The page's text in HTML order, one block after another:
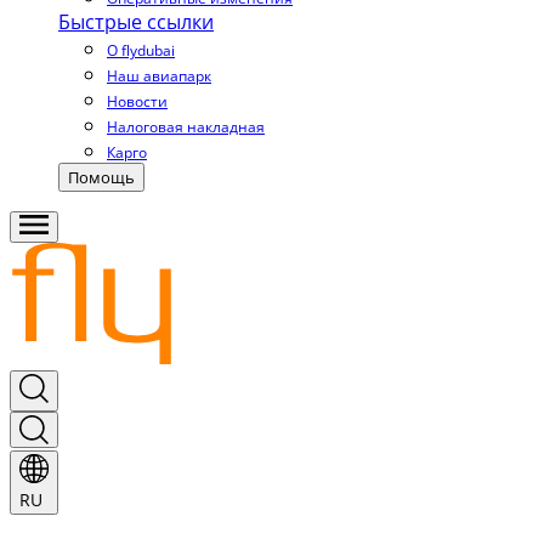
Быстрые ссылки
О flydubai
Наш авиапарк
Новости
Налоговая накладная
Карго
Помощь
RU